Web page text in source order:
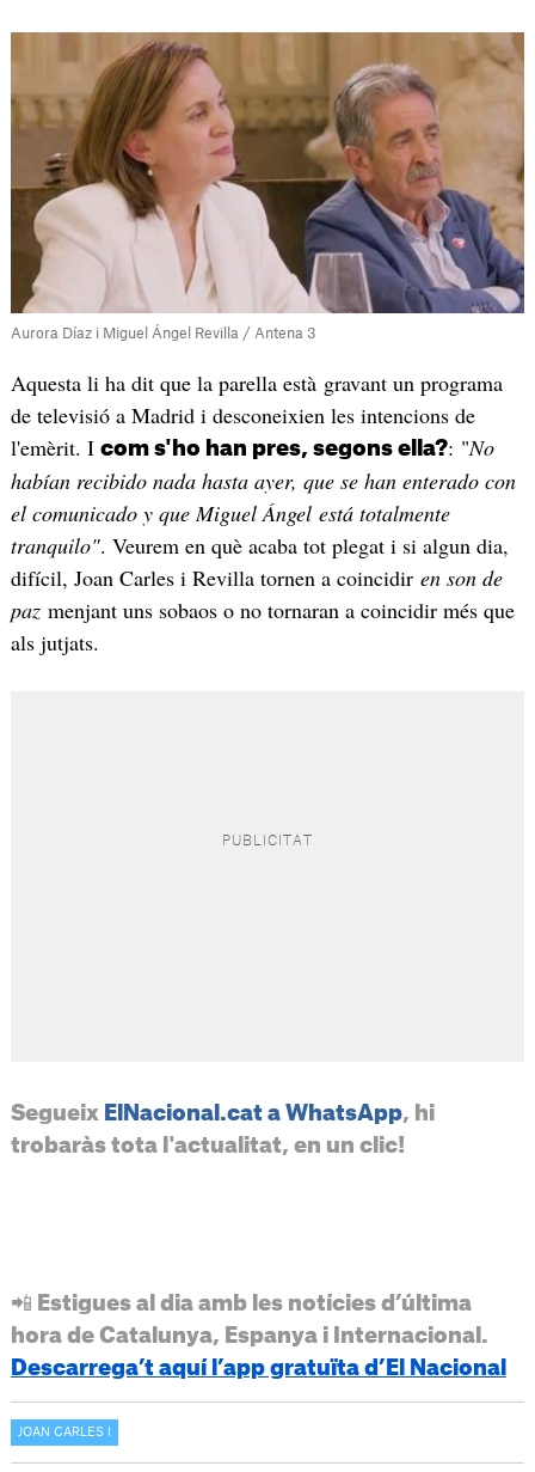
Aurora Díaz i Miguel Ángel Revilla / Antena 3
Aquesta li ha dit que la parella està gravant un programa
de televisió a Madrid i desconeixien les intencions de
l'emèrit. I com s'ho han pres, segons ella?: "No
habían recibido nada hasta ayer, que se han enterado con
el comunicado y que Miguel Ángel está totalmente
tranquilo". Veurem en què acaba tot plegat i si algun dia,
difícil, Joan Carles i Revilla tornen a coincidir en son de
pazmenjant uns sobaos o no tornaran a coincidir més que
als jutjats.
Segueix ElNacional.cat a WhatsApp, hi
trobaràs tota l'actualitat, en un clic!
📲 Estigues al dia amb les notícies d’última
hora de Catalunya, Espanya i Internacional.
Descarrega’t aquí l’app gratuïta d’El Nacional
JOAN CARLES I